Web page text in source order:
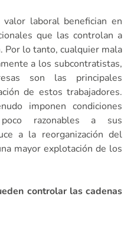
laboral benefician en
que las controlan a
Por lo tanto, cualquier mala
a los subcontratistas,
son las principales
de estos trabajadores.
imponen condiciones
razonables a sus
a la reorganización del
mayor explotación de los
controlar las cadenas